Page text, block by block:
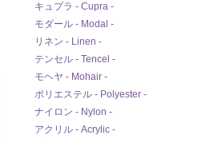
キュプラ - Cupra -
モダール - Modal -
リネン - Linen -
テンセル - Tencel -
モヘヤ - Mohair -
ポリエステル - Polyester -
ナイロン - Nylon -
アクリル - Acrylic -